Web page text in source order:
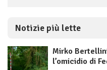
Notizie più lette
Mirko
l’omicidio di